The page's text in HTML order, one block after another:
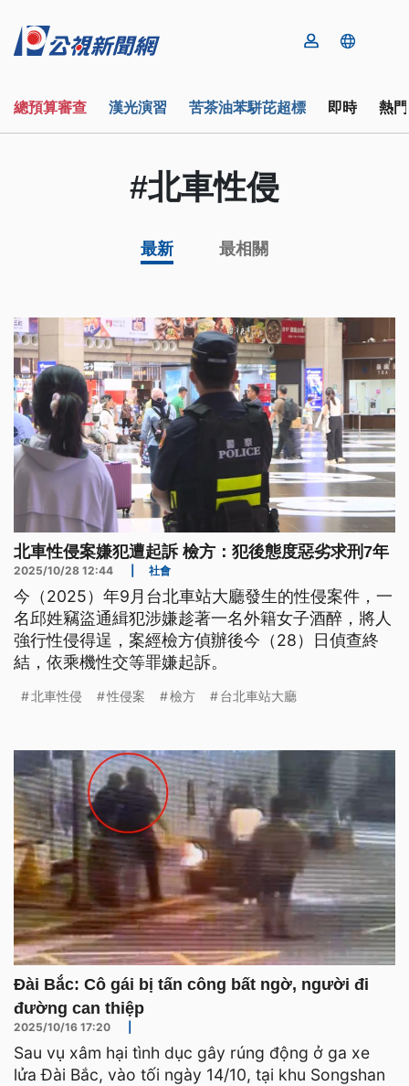
總預算審查 漢光演習 苦茶油苯駢芘超標 即時 熱
#北車性侵
最新 最相關
北車性侵案嫌犯遭起訴 檢方：犯後態度惡劣求刑7年
2025/10/28 12:44 社會
今（2025）年9月台北車站大廳發生的性侵案件，一
名邱姓竊盜通緝犯涉嫌趁著一名外籍女子酒醉，將人
強行性侵得逞，案經檢方偵辦後今（28）日偵查終
結，依乘機性交等罪嫌起訴。
北車性侵 性侵案 檢方 台北車站大廳
Đài Bắc: Cô gái bị tấn công bất ngờ, người đi
đường can thiệp
2025/10/16 17:20
Sau vụ xâm hại tình dục gây rúng động ở ga xe
lửa Đài Bắc, vào tối ngày 14/10, tại khu Songshan